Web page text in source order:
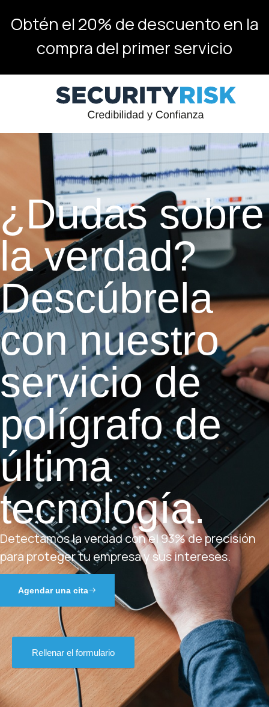
Obtén el 20% de descuento en la
compra del primer servicio
¿Dudas sobre
la verdad?
Descúbrela
con nuestro
servicio de
polígrafo de
última
tecnología.
Detectamos la verdad con el 93% de precisión
para proteger tu empresa y sus intereses.
Agendar una cita
Rellenar el formulario